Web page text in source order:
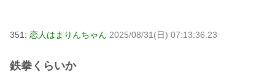
351: 恋人はまりんちゃん 2025/08/31(日) 07:13:36.23
鉄拳くらいか